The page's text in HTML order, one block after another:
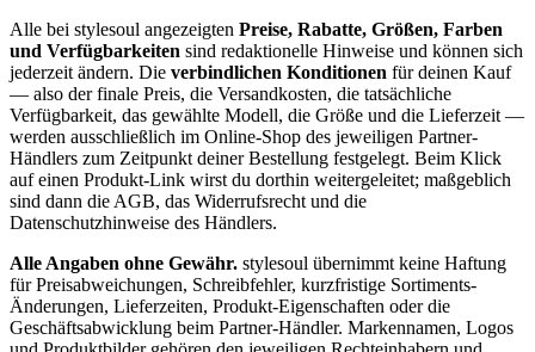
Alle bei stylesoul angezeigten Preise, Rabatte, Größen, Farben
und Verfügbarkeiten sind redaktionelle Hinweise und können sich
jederzeit ändern. Die verbindlichen Konditionen für deinen Kauf
— also der finale Preis, die Versandkosten, die tatsächliche
Verfügbarkeit, das gewählte Modell, die Größe und die Lieferzeit —
werden ausschließlich im Online-Shop des jeweiligen Partner-
Händlers zum Zeitpunkt deiner Bestellung festgelegt. Beim Klick
auf einen Produkt-Link wirst du dorthin weitergeleitet; maßgeblich
sind dann die AGB, das Widerrufsrecht und die
Datenschutzhinweise des Händlers.
Alle Angaben ohne Gewähr. stylesoul übernimmt keine Haftung
für Preisabweichungen, Schreibfehler, kurzfristige Sortiments-
Änderungen, Lieferzeiten, Produkt-Eigenschaften oder die
Geschäftsabwicklung beim Partner-Händler. Markennamen, Logos